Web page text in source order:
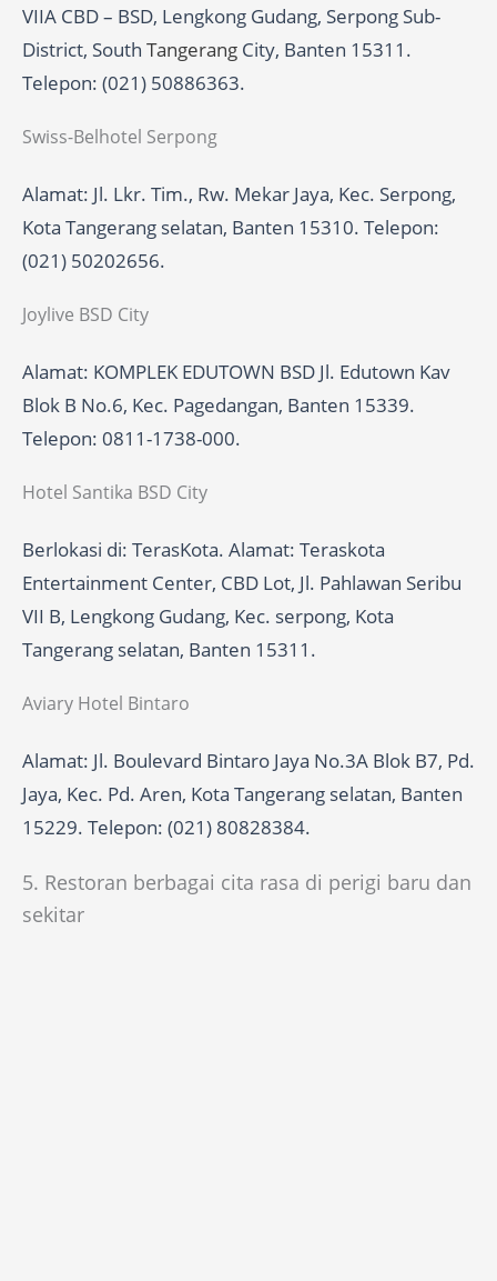
VIIA CBD – BSD, Lengkong Gudang, Serpong Sub-
District, South Tangerang City, Banten 15311.
Telepon: (021) 50886363.
Swiss-Belhotel Serpong
Alamat: Jl. Lkr. Tim., Rw. Mekar Jaya, Kec. Serpong,
Kota Tangerang selatan, Banten 15310. Telepon:
(021) 50202656.
Joylive BSD City
Alamat: KOMPLEK EDUTOWN BSD Jl. Edutown Kav
Blok B No.6, Kec. Pagedangan, Banten 15339.
Telepon: 0811-1738-000.
Hotel Santika BSD City
Berlokasi di: TerasKota. Alamat: Teraskota
Entertainment Center, CBD Lot, Jl. Pahlawan Seribu
VII B, Lengkong Gudang, Kec. serpong, Kota
Tangerang selatan, Banten 15311.
Aviary Hotel Bintaro
Alamat: Jl. Boulevard Bintaro Jaya No.3A Blok B7, Pd.
Jaya, Kec. Pd. Aren, Kota Tangerang selatan, Banten
15229. Telepon: (021) 80828384.
5. Restoran berbagai cita rasa di perigi baru dan
sekitar